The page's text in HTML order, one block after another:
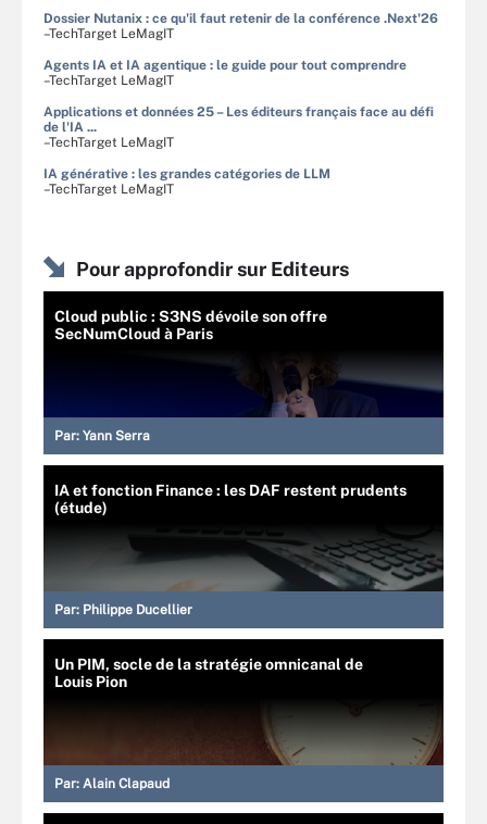
Dossier Nutanix : ce qu'il faut retenir de la conférence .Next'26
–TechTarget LeMagIT
Agents IA et IA agentique : le guide pour tout comprendre
–TechTarget LeMagIT
Applications et données 25 – Les éditeurs français face au défi
de l'IA ...
–TechTarget LeMagIT
IA générative : les grandes catégories de LLM
–TechTarget LeMagIT
Pour approfondir sur Editeurs
Cloud public : S3NS dévoile son offre
SecNumCloud à Paris
Par: Yann Serra
IA et fonction Finance : les DAF restent prudents
(étude)
Par: Philippe Ducellier
Un PIM, socle de la stratégie omnicanal de
Louis Pion
Par: Alain Clapaud